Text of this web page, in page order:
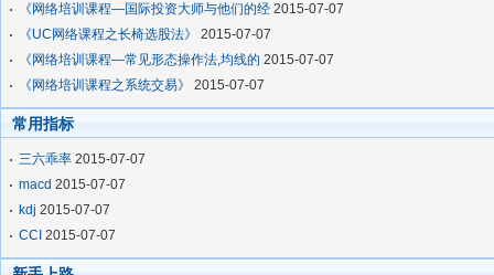
《网络培训课程—国际投资大师与他们的经 2015-07-07
《UC网络课程之长椅选股法》
2015-07-07
《网络培训课程—常见形态操作法,均线的 2015-07-07
《网络培训课程之系统交易》
2015-07-07
常用指标
三六乖率 2015-07-07
macd 2015-07-07
kdj 2015-07-07
CCI 2015-07-07